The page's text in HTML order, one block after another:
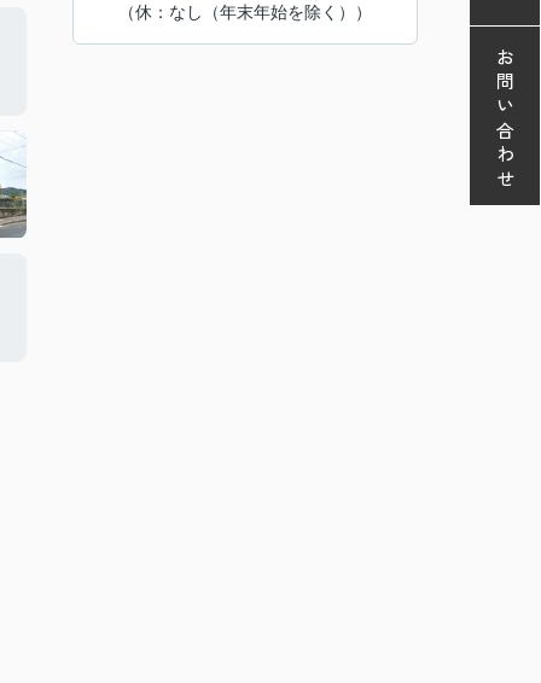
（休：なし（年末年始を除く））
お問い合わせ